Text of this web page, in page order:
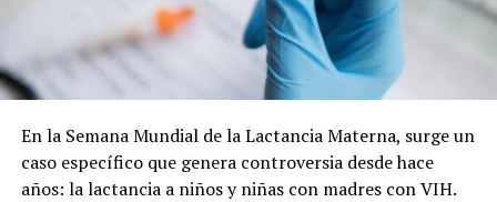
Cabe recordar que la refuncionalización del Mercado
Municipal incluye modificaciones en la plaza, a fin de
lograr una mancomunión entre los dos espacios y que el
La nota que presentaron los vecinos:
En la Semana Mundial de la Lactancia Materna, surge un
caso específico que genera controversia desde hace
años: la lactancia a niños y niñas con madres con VIH.